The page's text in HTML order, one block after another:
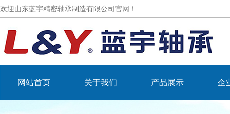
欢迎山东蓝宇精密轴承制造有限公司官网！
网站首页 关于我们 产品展示 企